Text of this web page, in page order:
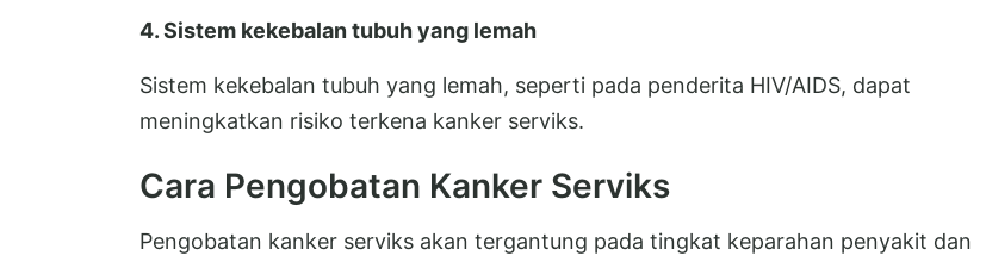
4. Sistem kekebalan tubuh yang lemah
Sistem kekebalan tubuh yang lemah, seperti pada penderita HIV/AIDS, dapat
meningkatkan risiko terkena kanker serviks.
Cara Pengobatan Kanker Serviks
Pengobatan kanker serviks akan tergantung pada tingkat keparahan penyakit dan